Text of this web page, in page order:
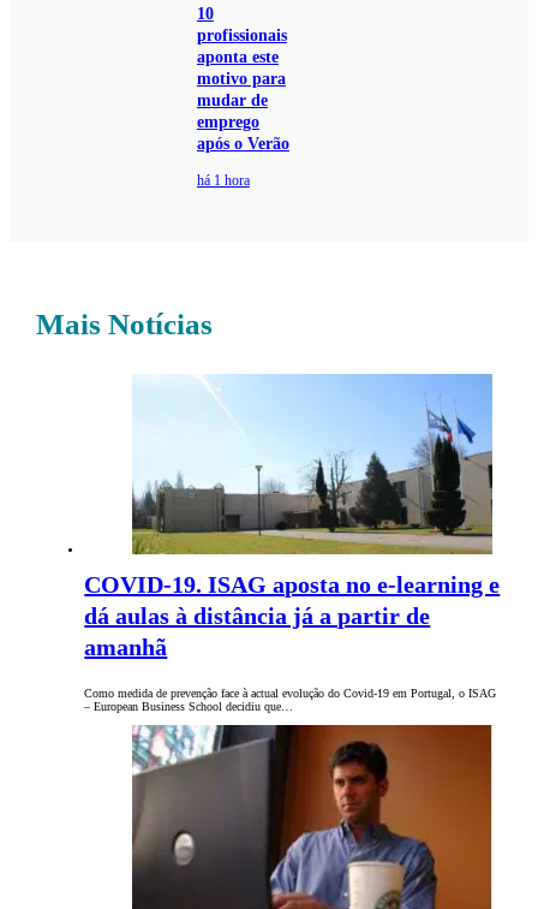
10
profissionais
aponta este
motivo para
mudar de
emprego
após o Verão
há 1 hora
Mais Notícias
COVID-19. ISAG aposta no e-learning e
dá aulas à distância já a partir de
amanhã
Como medida de prevenção face à actual evolução do Covid-19 em Portugal, o ISAG
– European Business School decidiu que…